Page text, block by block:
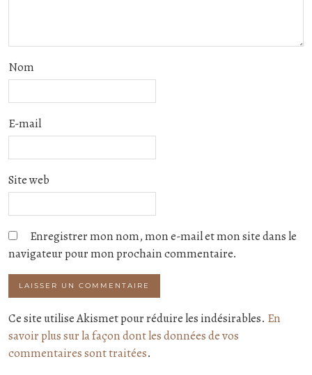
Nom
E-mail
Site web
Enregistrer mon nom, mon e-mail et mon site dans le
navigateur pour mon prochain commentaire.
Ce site utilise Akismet pour réduire les indésirables. En
savoir plus sur la façon dont les données de vos
commentaires sont traitées.